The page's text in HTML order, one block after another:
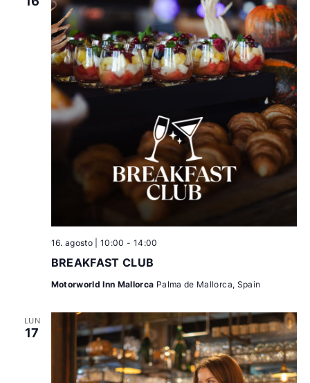
BREAKFAST CLUB
16. agosto | 10:00 - 14:00
Motorworld Inn Mallorca Palma de Mallorca, Spain
LUN
17